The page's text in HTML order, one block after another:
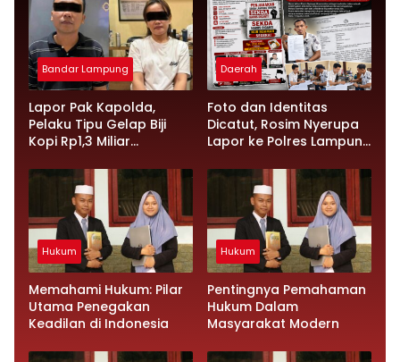
Bandar Lampung
Lapor Pak Kapolda,
Pelaku Tipu Gelap Biji
Kopi Rp1,3 Miliar
Ditangkap di Jawa
Tengah dan Ditahan di
Polda Lampung
Daerah
Foto dan Identitas
Dicatut, Rosim Nyerupa
Lapor ke Polres Lampung
Hukum
Memahami Hukum: Pilar
Utama Penegakan
Keadilan di Indonesia
Hukum
Pentingnya Pemahaman
Hukum Dalam
Masyarakat Modern